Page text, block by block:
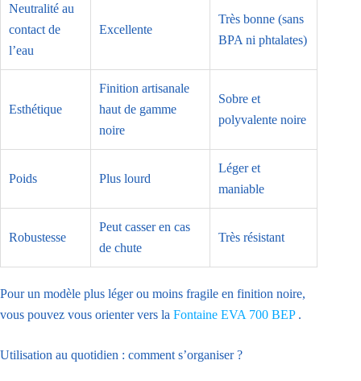
Neutralité au
contact de
l’eau
Excellente
Très bonne (sans
BPA ni phtalates)
Esthétique
Finition artisanale
haut de gamme
noire
Sobre et
polyvalente noire
Poids Plus lourd
Léger et
maniable
Robustesse
Peut casser en cas
de chute
Très résistant
Pour un modèle plus léger ou moins fragile en finition noire,
vous pouvez vous orienter vers la Fontaine EVA 700 BEP .
Utilisation au quotidien : comment s’organiser ?